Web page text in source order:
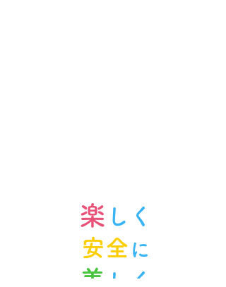
楽 しく
安全 に
美 しく